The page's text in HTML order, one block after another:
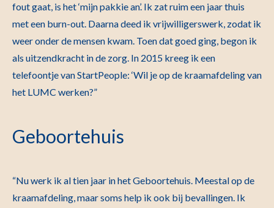
fout gaat, is het ‘mijn pakkie an’. Ik zat ruim een jaar thuis
met een burn-out. Daarna deed ik vrijwilligerswerk, zodat ik
weer onder de mensen kwam. Toen dat goed ging, begon ik
als uitzendkracht in de zorg. In 2015 kreeg ik een
telefoontje van StartPeople: ‘Wil je op de kraamafdeling van
het LUMC werken?”
Geboortehuis
“Nu werk ik al tien jaar in het Geboortehuis. Meestal op de
kraamafdeling, maar soms help ik ook bij bevallingen. Ik